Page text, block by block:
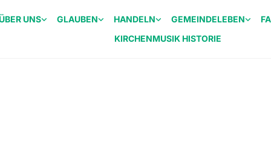
UNS GLAUBEN HANDELN GEMEINDELEBEN
KIRCHENMUSIK HISTORIE